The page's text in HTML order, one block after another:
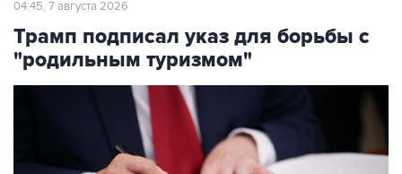
04:45, 7 августа 2026
Трамп подписал указ для борьбы с
"родильным туризмом"